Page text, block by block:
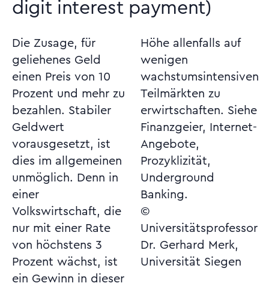
digit interest payment)
Die Zusage, für
geliehenes Geld
einen Preis von 10
Prozent und mehr zu
bezahlen. Stabiler
Geldwert
vorausgesetzt, ist
dies im allgemeinen
unmöglich. Denn in
einer
Volkswirtschaft, die
nur mit einer Rate
von höchstens 3
Prozent wächst, ist
ein Gewinn in dieser
Höhe allenfalls auf
wenigen
wachstumsintensiven
Teilmärkten zu
erwirtschaften. Siehe
Finanzgeier, Internet-
Angebote,
Prozyklizität,
Underground
Banking.
©
Universitätsprofessor
Dr. Gerhard Merk,
Universität Siegen